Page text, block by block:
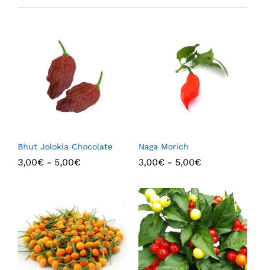
Bhut Jolokia Chocolate
3,00€ - 5,00€
Naga Morich
3,00€ - 5,00€